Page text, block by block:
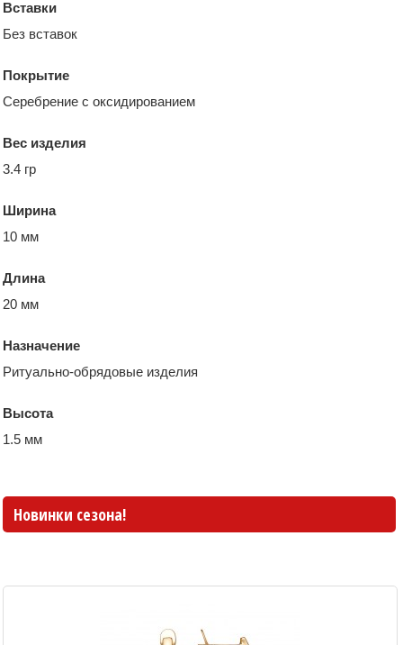
Вставки
Без вставок
Покрытие
Серебрение с оксидированием
Вес изделия
3.4 гр
Ширина
10 мм
Длина
20 мм
Назначение
Ритуально-обрядовые изделия
Высота
1.5 мм
Новинки сезона!